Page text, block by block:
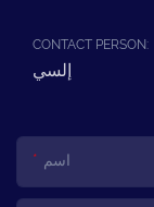
CONTACT PERSON:
إلسي
اسم